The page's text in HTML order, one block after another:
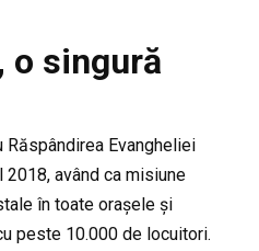
o singură
Răspândirea Evangheliei
având ca misiune
în toate orașele și
peste 10.000 de locuitori.